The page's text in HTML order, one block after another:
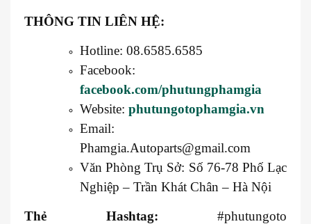
THÔNG TIN LIÊN HỆ:
Hotline: 08.6585.6585
Facebook:
facebook.com/phutungphamgia
Website: phutungotophamgia.vn
Email:
Phamgia.Autoparts@gmail.com
Văn Phòng Trụ Sở: Số 76-78 Phố Lạc
Nghiệp – Trần Khát Chân – Hà Nội
Thẻ Hashtag: #phutungoto